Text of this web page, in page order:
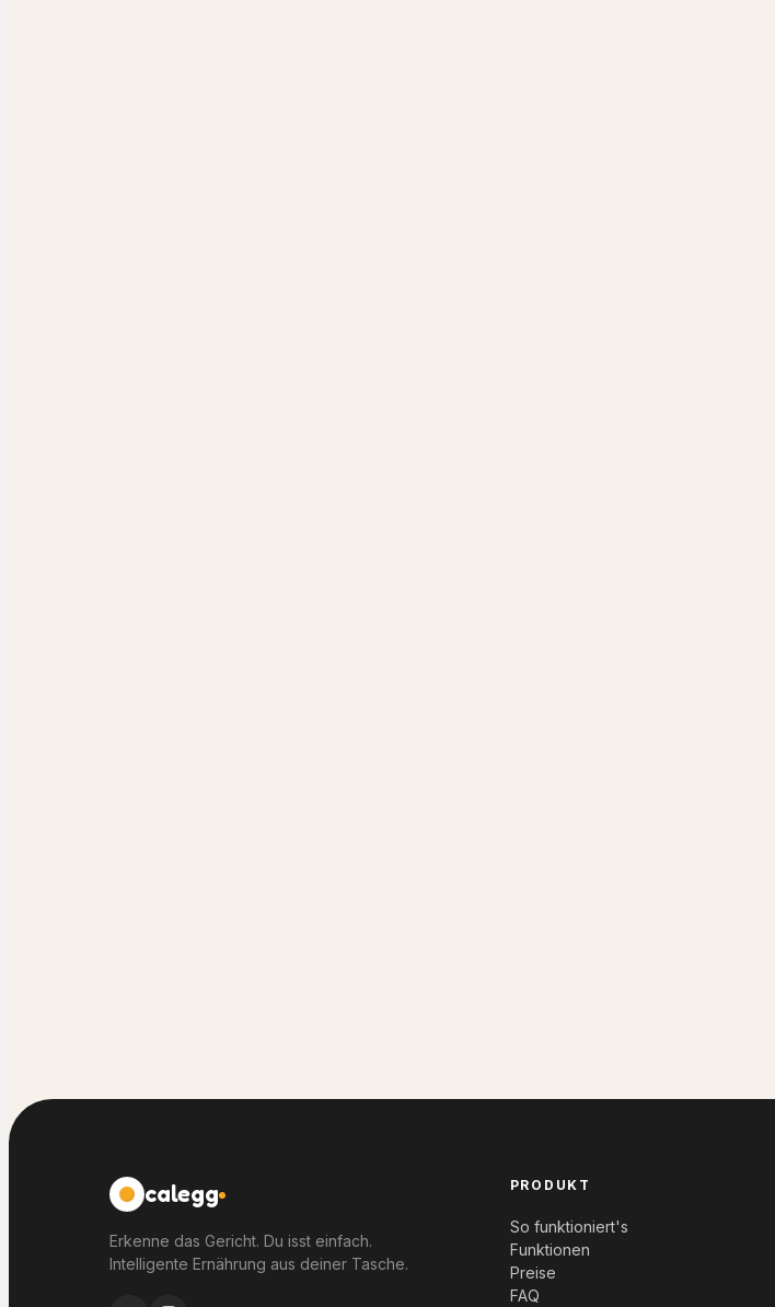
calegg
Erkenne das Gericht. Du isst einfach.
Intelligente Ernährung aus deiner Tasche.
PRODUKT
So funktioniert's
Funktionen
Preise
FAQ